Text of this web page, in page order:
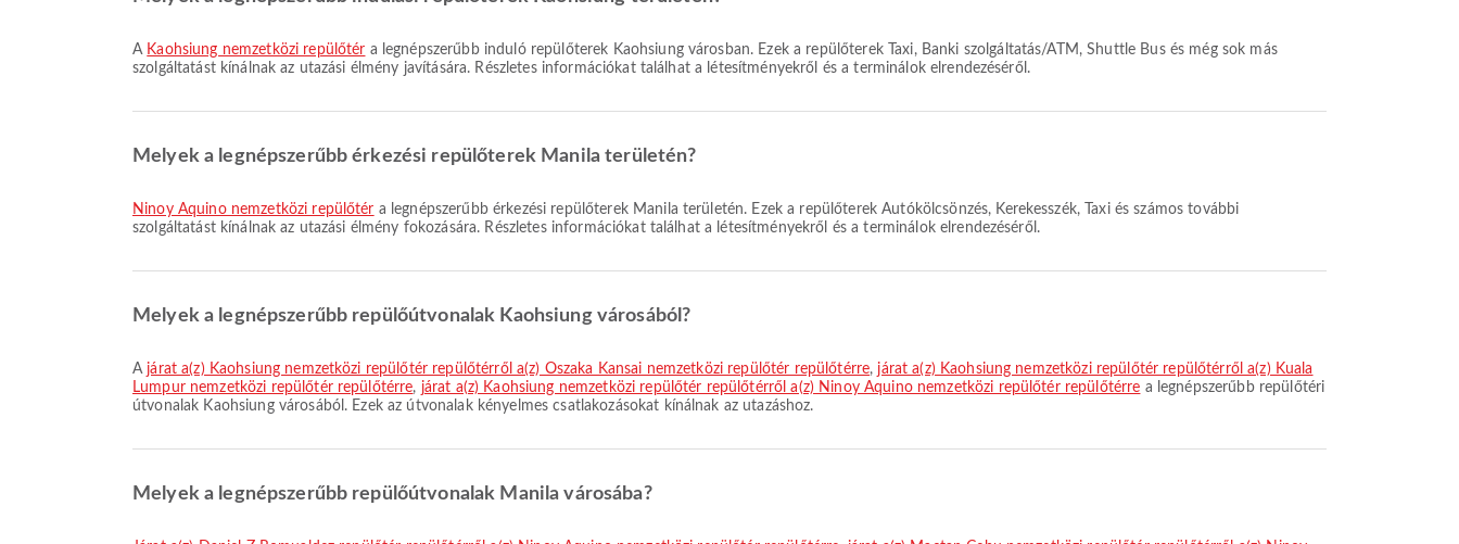
A Kaohsiung nemzetközi repülőtér a legnépszerűbb induló repülőterek Kaohsiung városban. Ezek a repülőterek Taxi, Banki szolgáltatás/ATM, Shuttle Bus és még sok más
szolgáltatást kínálnak az utazási élmény javítására. Részletes információkat találhat a létesítményekről és a terminálok elrendezéséről.
Melyek a legnépszerűbb érkezési repülőterek Manila területén?
Ninoy Aquino nemzetközi repülőtér a legnépszerűbb érkezési repülőterek Manila területén. Ezek a repülőterek Autókölcsönzés, Kerekesszék, Taxi és számos további
szolgáltatást kínálnak az utazási élmény fokozására. Részletes információkat találhat a létesítményekről és a terminálok elrendezéséről.
Melyek a legnépszerűbb repülőútvonalak Kaohsiung városából?
A járat a(z) Kaohsiung nemzetközi repülőtér repülőtérről a(z) Ószaka Kansai nemzetközi repülőtér repülőtérre, járat a(z) Kaohsiung nemzetközi repülőtér repülőtérről a(z) Kuala
Lumpur nemzetközi repülőtér repülőtérre, járat a(z) Kaohsiung nemzetközi repülőtér repülőtérről a(z) Ninoy Aquino nemzetközi repülőtér repülőtérre a legnépszerűbb repülőtéri
útvonalak Kaohsiung városából. Ezek az útvonalak kényelmes csatlakozásokat kínálnak az utazáshoz.
Melyek a legnépszerűbb repülőútvonalak Manila városába?